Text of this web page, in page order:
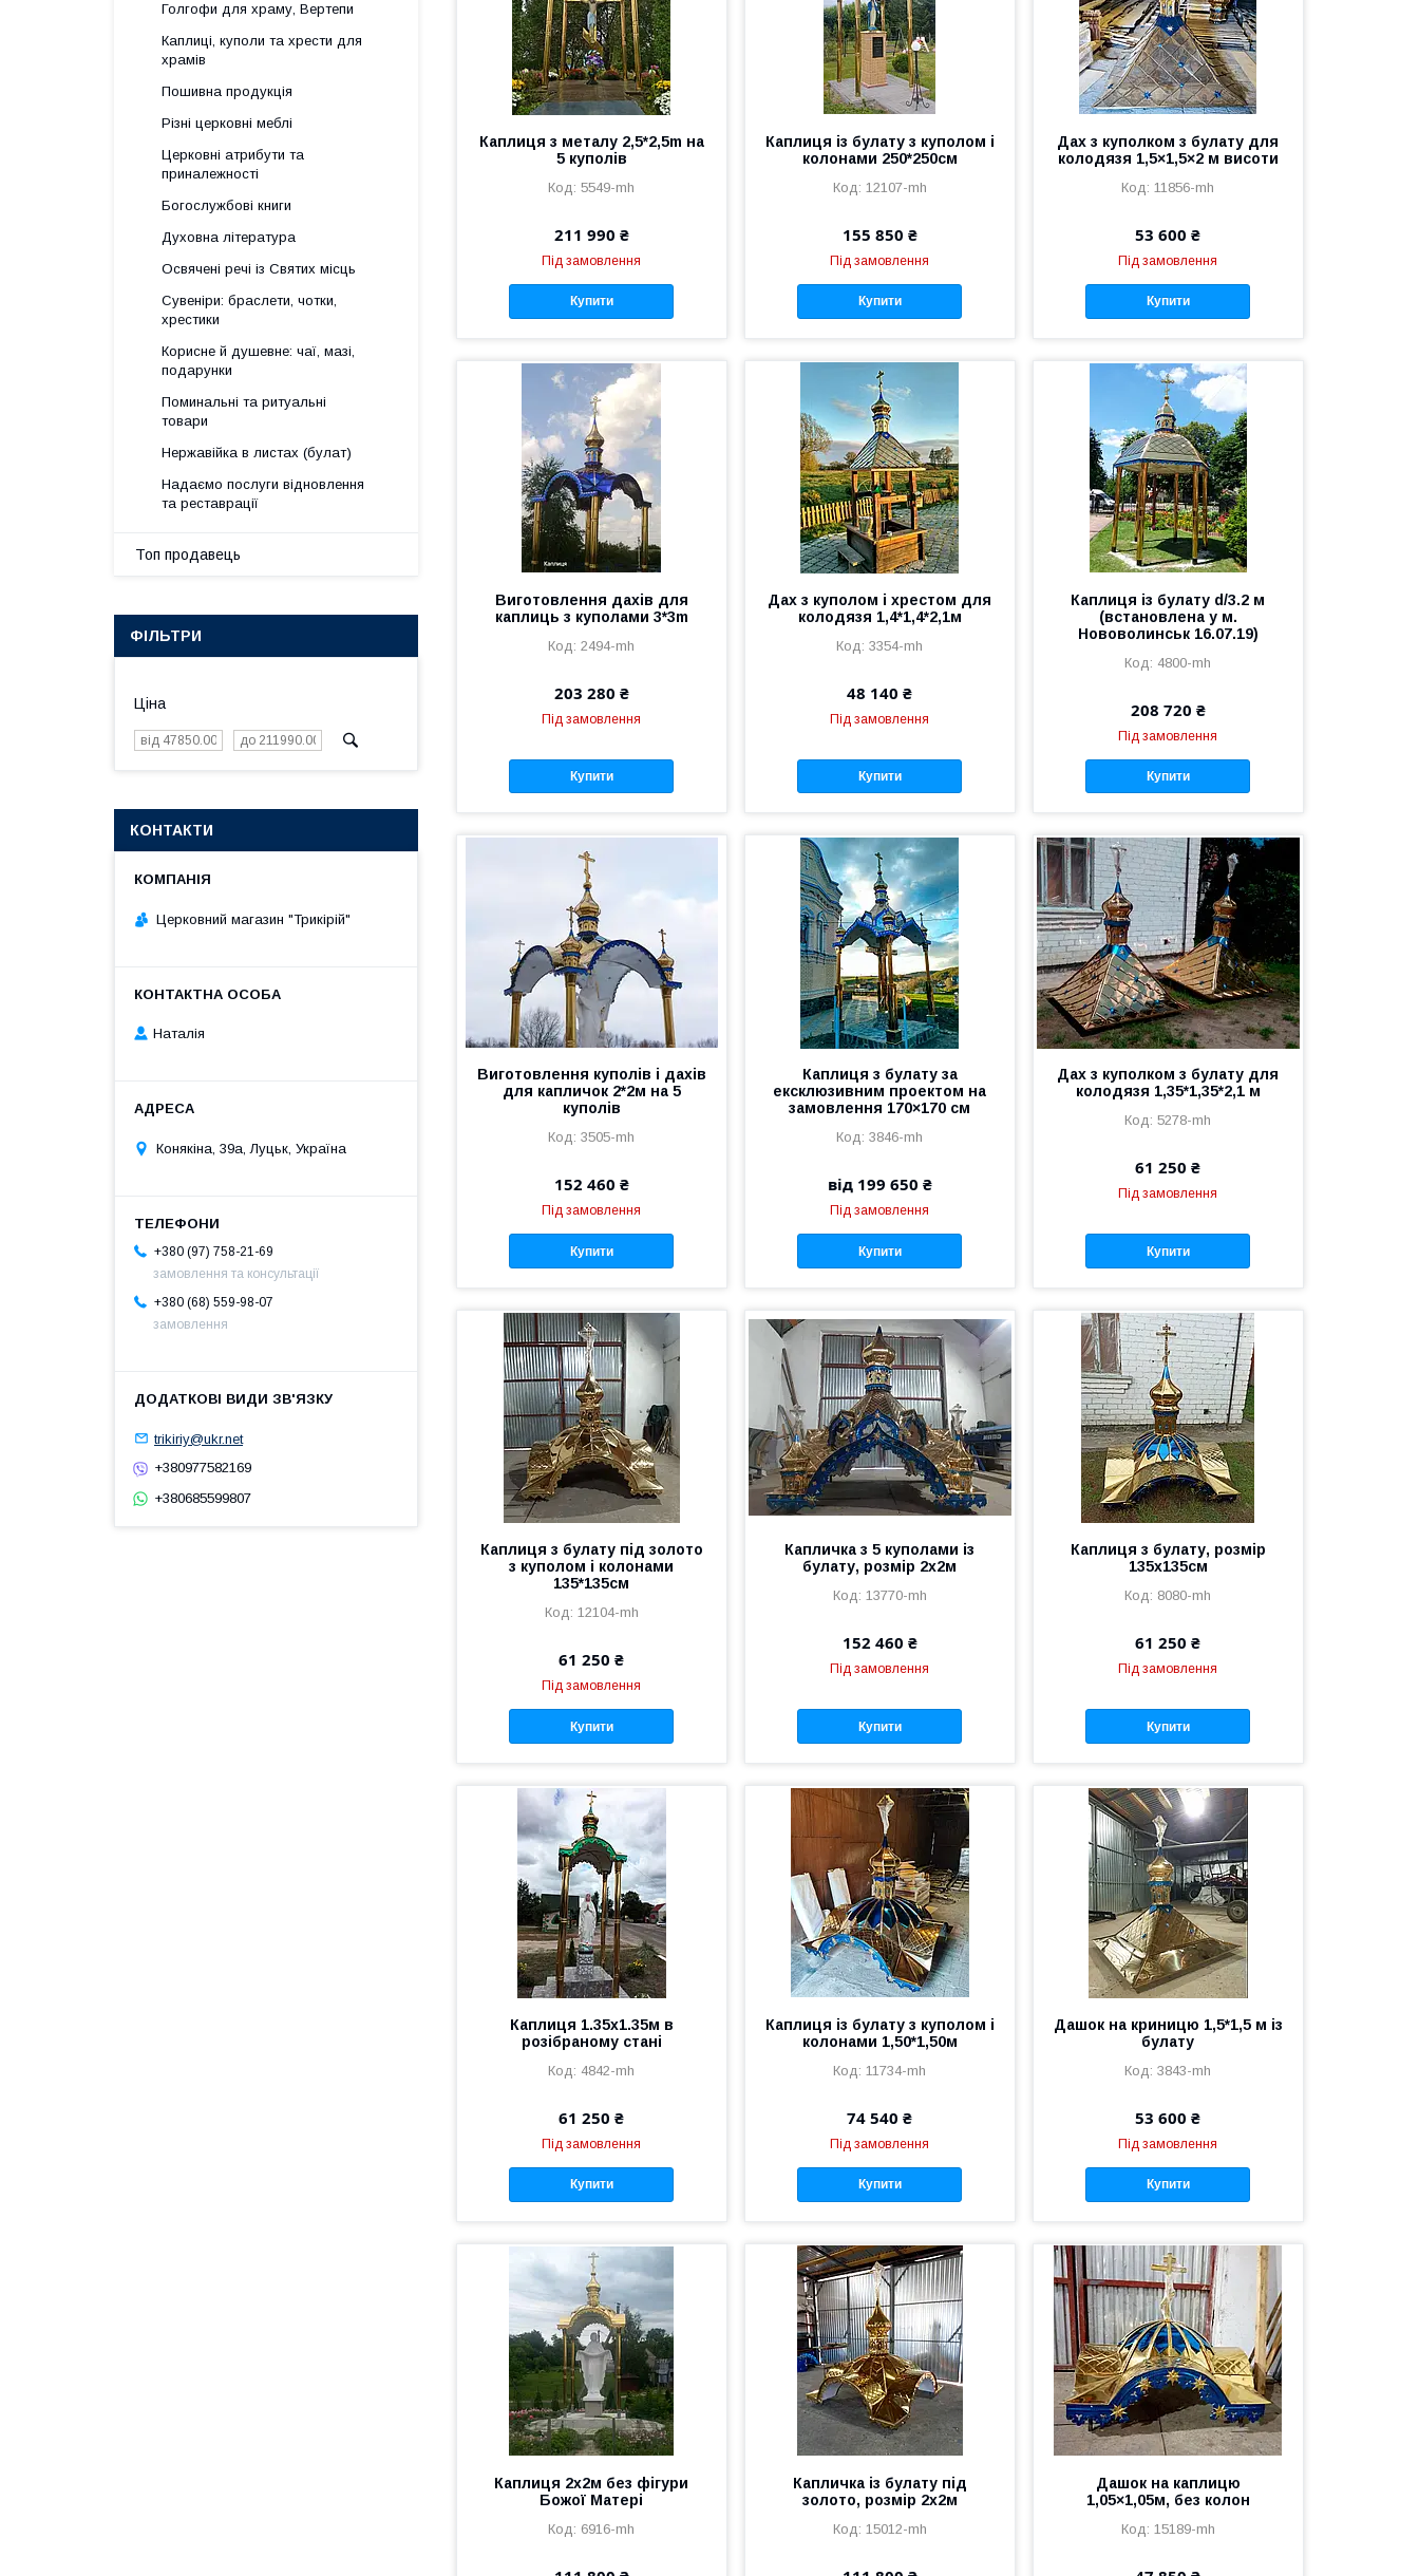
Каплиця з металу 2,5*2,5m на
5 куполів
5549-mh
211 990 ₴
Під замовлення
Купити
Каплиця із булату з куполом і
колонами 250*250см
12107-mh
155 850 ₴
Під замовлення
Купити
Дах з куполком з булату для
колодязя 1,5×1,5×2 м висоти
11856-mh
53 600 ₴
Під замовлення
Купити
Виготовлення дахів для
каплиць з куполами 3*3m
2494-mh
203 280 ₴
Під замовлення
Купити
Дах з куполом і хрестом для
колодязя 1,4*1,4*2,1м
3354-mh
48 140 ₴
Під замовлення
Купити
Каплиця із булату d/3.2 м
(встановлена у м.
Нововолинськ 16.07.19)
4800-mh
208 720 ₴
Під замовлення
Купити
Виготовлення куполів і дахів
для капличок 2*2м на 5
куполів
3505-mh
152 460 ₴
Під замовлення
Купити
Каплиця з булату за
ексклюзивним проектом на
замовлення 170×170 см
3846-mh
від 199 650 ₴
Під замовлення
Купити
Дах з куполком з булату для
колодязя 1,35*1,35*2,1 м
5278-mh
61 250 ₴
Під замовлення
Купити
Каплиця з булату під золото
з куполом і колонами
135*135см
12104-mh
61 250 ₴
Під замовлення
Купити
Капличка з 5 куполами із
булату, розмір 2х2м
13770-mh
152 460 ₴
Під замовлення
Купити
Каплиця з булату, розмір
135х135см
8080-mh
61 250 ₴
Під замовлення
Купити
Каплиця 1.35х1.35м в
розібраному стані
4842-mh
61 250 ₴
Під замовлення
Купити
Каплиця із булату з куполом і
колонами 1,50*1,50м
11734-mh
74 540 ₴
Під замовлення
Купити
Дашок на криницю 1,5*1,5 м із
булату
3843-mh
53 600 ₴
Під замовлення
Купити
Каплиця 2х2м без фігури
Божої Матері
6916-mh
Капличка із булату під
золото, розмір 2х2м
15012-mh
Дашок на каплицю
1,05×1,05м, без колон
15189-mh
Голгофи для храму, Вертепи
Каплиці, куполи та хрести для
храмів
Пошивна продукція
Різні церковні меблі
Церковні атрибути та
приналежності
Богослужбові книги
Духовна література
Освячені речі із Святих місць
Сувеніри: браслети, чотки,
хрестики
Корисне й душевне: чаї, мазі,
подарунки
Поминальні та ритуальні
товари
Нержавійка в листах (булат)
Надаємо послуги відновлення
та реставрації
Топ продавець
ФІЛЬТРИ
Ціна
КОНТАКТИ
Церковний магазин "Трикірій"
Наталія
Конякіна, 39а, Луцьк, Україна
+380 (97) 758-21-69
замовлення та консультації
+380 (68) 559-98-07
замовлення
trikiriy@ukr.net
+380977582169
+380685599807